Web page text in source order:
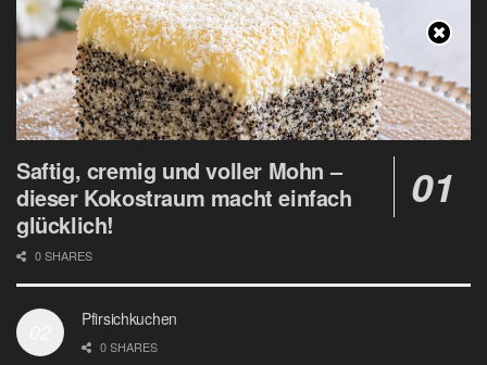
Saftig, cremig und voller Mohn –
dieser Kokostraum macht einfach
glücklich!
0 SHARES
Pfirsichkuchen
0 SHARES